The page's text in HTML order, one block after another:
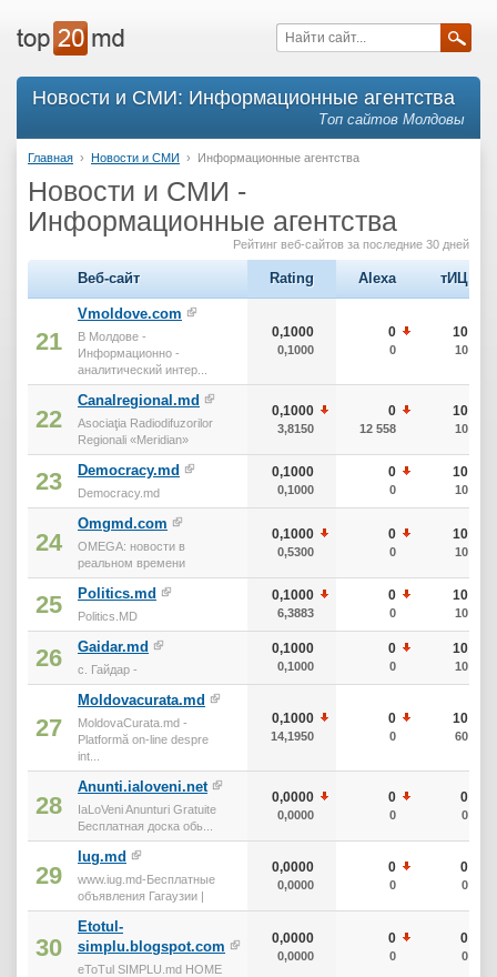
Новости и СМИ: Информационные агентства
Топ сайтов Молдовы
Главная › Новости и СМИ › Информационные агентства
Новости и СМИ -
Информационные агентства
Рейтинг веб-сайтов за последние 30 дней
Веб-сайт Rating Alexa тИЦ
21
Vmoldove.com
В Молдове -
Информационно -
аналитический интер...
0,1000
0,1000
0
0
10
10
22
Canalregional.md
Asociaţia Radiodifuzorilor
Regionali «Meridian»
0,1000
3,8150
0
12 558
10
10
23 Democracy.md
Democracy.md
0,1000
0,1000
0
0
10
10
24
Omgmd.com
OMEGA: новости в
реальном времени
0,1000
0,5300
0
0
10
10
25 Politics.md
Politics.MD
0,1000
6,3883
0
0
10
10
26 Gaidar.md
с. Гайдар -
0,1000
0,1000
0
0
10
10
27
Moldovacurata.md
MoldovaCurata.md -
Platformă on-line despre
int...
0,1000
14,1950
0
0
10
60
28
Anunti.ialoveni.net
IaLoVeni Anunturi Gratuite
Бесплатная доска обь...
0,0000
0,0000
0
0
0
0
29
Iug.md
www.iug.md-Бесплатные
объявления Гагаузии |
0,0000
0,0000
0
0
0
0
30
Etotul-
simplu.blogspot.com
eToTul SIMPLU.md HOME
0,0000
0,0000
0
0
0
0